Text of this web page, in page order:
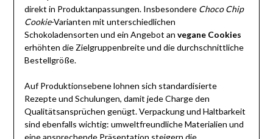
direkt in Produktanpassungen. Insbesondere Choco Chip
Cookie-Varianten mit unterschiedlichen
Schokoladensorten und ein Angebot an vegane Cookies
erhöhten die Zielgruppenbreite und die durchschnittliche
Bestellgröße.
Auf Produktionsebene lohnen sich standardisierte
Rezepte und Schulungen, damit jede Charge den
Qualitätsansprüchen genügt. Verpackung und Haltbarkeit
sind ebenfalls wichtig: umweltfreundliche Materialien und